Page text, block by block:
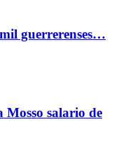
guerrerenses…
Mosso salario de